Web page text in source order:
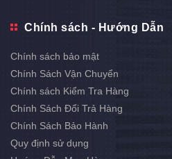
Chính sách - Hướng Dẫn
Chính sách bảo mật
Chính Sách Vận Chuyển
Chính sách Kiểm Tra Hàng
Chính Sách Đổi Trả Hàng
Chính Sách Bảo Hành
Quy định sử dụng